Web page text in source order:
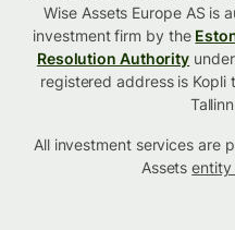
Wise Assets Europe AS is
investment firm by the
Resolution Authority
registered address is Kopli
All investment services are
Assetsentity